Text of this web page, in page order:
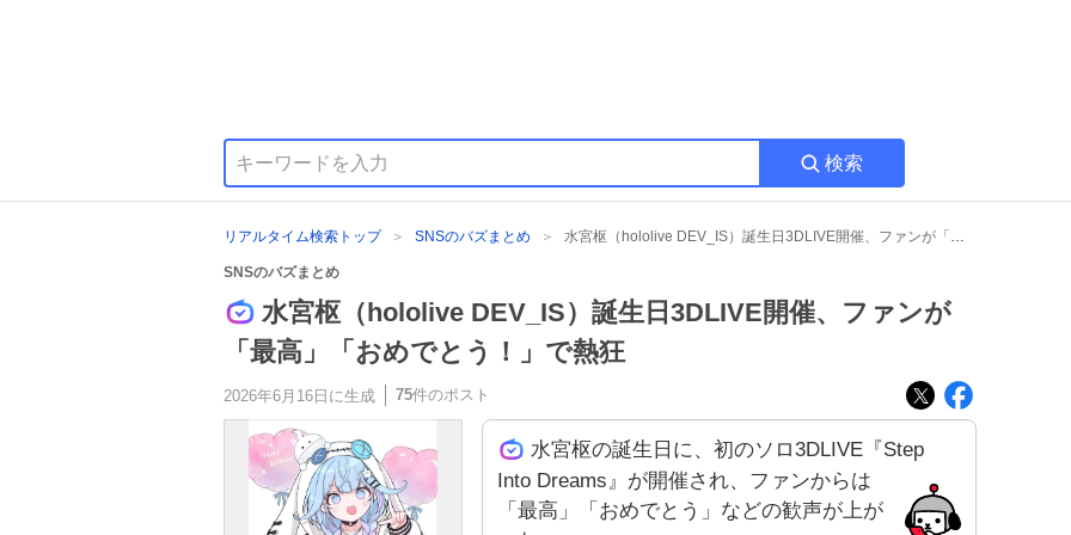
検索
リアルタイム検索トップ SNSのバズまとめ 水宮枢（hololive DEV_IS）誕生日3DLIVE開催、ファンが「最高」「おめでとう！」で熱狂
SNSのバズまとめ
水宮枢（hololive DEV_IS）誕生日3DLIVE開催、ファンが
「最高」「おめでとう！」で熱狂
2026年6月16日 に生成 75件のポスト
水宮枢の誕生日に、初のソロ3DLIVE『Step
Into Dreams』が開催され、ファンからは
「最高」「おめでとう」などの歓声が上が